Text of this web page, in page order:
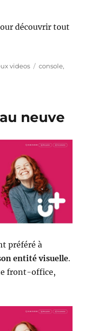
découvrir tout
videos Étiquettes
console,
dans
FIFA
20
neuve
préféré à
entité visuelle.
front-office,